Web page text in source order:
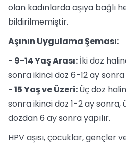
olan kadınlarda aşıya bağlı
bildirilmemiştir.
Aşının Uygulama Şeması:
- 9-14 Yaş Arası: İki doz
sonra ikinci doz 6-12 ay sonra
- 15 Yaş ve Üzeri:Üç doz
sonra ikinci doz 1-2 ay sonra,
dozdan 6 ay sonra yapılır.
HPV aşısı, çocuklar, gençler